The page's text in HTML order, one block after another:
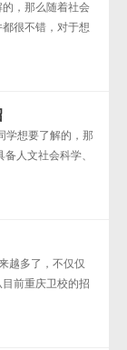
，那么随着社会
很不错，对于想
学想要了解的，那
人文社会科学、
越多了，不仅仅
前重庆卫校的招